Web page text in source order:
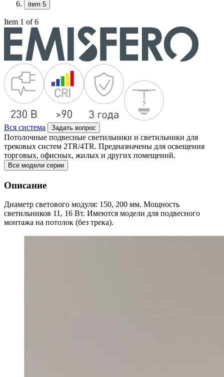
item 5
Item 1 of 6
Вся система Задать вопрос
Потолочные подвесные светильники и светильники для
трековых систем 2TR/4TR. Предназначены для освещения
торговых, офисных, жилых и других помещений.
Все модели серии
Описание
Диаметр светового модуля: 150, 200 мм. Мощность
светильников 11, 16 Вт. Имеются модели для подвесного
монтажа на потолок (без трека).